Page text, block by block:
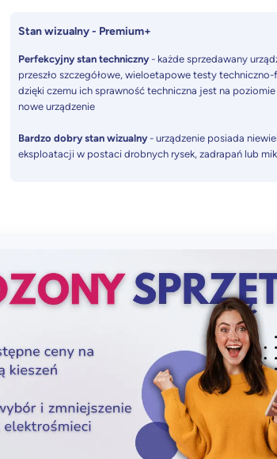
Stan wizualny - Premium+
Perfekcyjny stan techniczny- każde sprzedawany
przeszło szczegółowe, wieloetapowe testy
dzięki czemu ich sprawność techniczna jest na poziomie
nowe urządzenie
Bardzo dobry stan wizualny- urządzenie posiada
eksploatacji w postaci drobnych rysek, zadrapań lub